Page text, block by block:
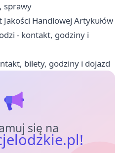
sprawy
Handlowej Artykułów
- kontakt, godziny i
bilety, godziny i dojazd
się na